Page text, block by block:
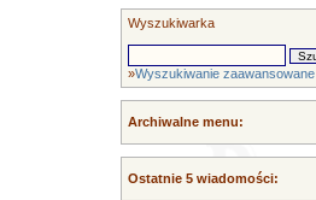
Wyszukiwarka
»Wyszukiwanie zaawansowane
Archiwalne menu:
Ostatnie 5 wiadomości: